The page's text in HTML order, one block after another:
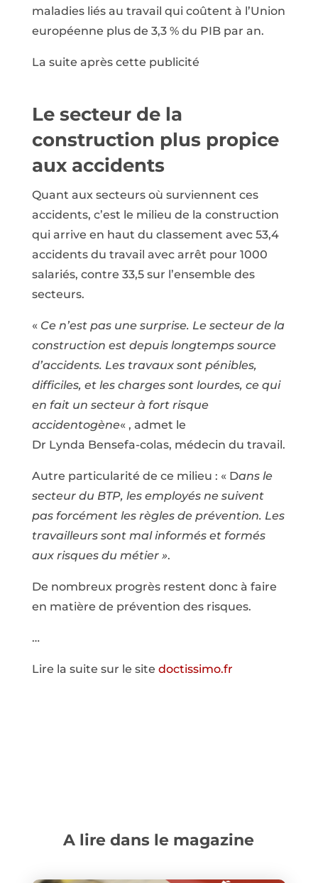
maladies liés au travail qui coûtent à l’Union
européenne plus de 3,3 % du PIB par an.
La suite après cette publicité
Le secteur de la
construction plus propice
aux accidents
Quant aux secteurs où surviennent ces
accidents, c’est le milieu de la construction
qui arrive en haut du classement avec 53,4
accidents du travail avec arrêt pour 1000
salariés, contre 33,5 sur l’ensemble des
secteurs.
« Ce n’est pas une surprise. Le secteur de la
construction est depuis longtemps source
d’accidents. Les travaux sont pénibles,
difficiles, et les charges sont lourdes, ce qui
en fait un secteur à fort risque
accidentogène« , admet le
Dr Lynda Bensefa-colas, médecin du travail.
Autre particularité de ce milieu : « Dans le
secteur du BTP, les employés ne suivent
pas forcément les règles de prévention. Les
travailleurs sont mal informés et formés
aux risques du métier ».
De nombreux progrès restent donc à faire
en matière de prévention des risques.
…
Lire la suite sur le site doctissimo.fr
A lire dans le magazine